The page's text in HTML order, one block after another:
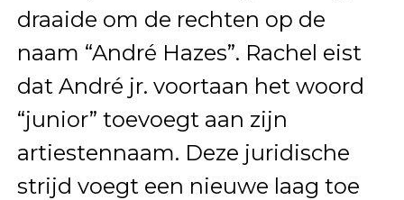
draaide om de rechten op de
naam “André Hazes”. Rachel eist
dat André jr. voortaan het woord
“junior” toevoegt aan zijn
artiestennaam. Deze juridische
strijd voegt een nieuwe laag toe